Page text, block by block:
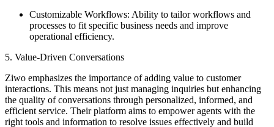
Customizable Workflows: Ability to tailor workflows and
processes to fit specific business needs and improve
operational efficiency.
5. Value-Driven Conversations
Ziwo emphasizes the importance of adding value to customer
interactions. This means not just managing inquiries but enhancing
the quality of conversations through personalized, informed, and
efficient service. Their platform aims to empower agents with the
right tools and information to resolve issues effectively and build